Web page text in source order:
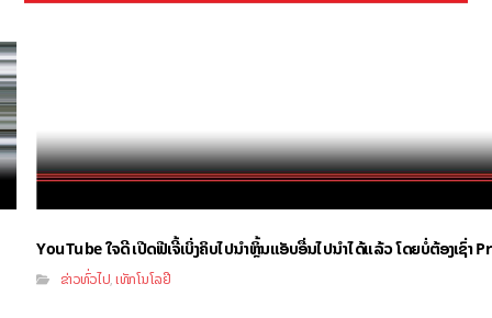
YouTube ໃຈດີ ເປີດຟີເຈີ້ເບິ່ງຄິບໄປນຳຫຼິ້ນແອັບອື່ນໄປນຳໄດ້ແລ້ວ ໂດຍບໍ່ຕ້ອງເຊົ່າ
ຂ່າວທົ່ວໄປ ,ເທັກໂນໂລຢີ